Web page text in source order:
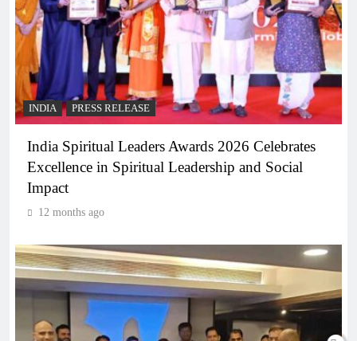
INDIA PRESS RELEASE
India Spiritual Leaders Awards 2026 Celebrates
Excellence in Spiritual Leadership and Social
Impact
12 months ago